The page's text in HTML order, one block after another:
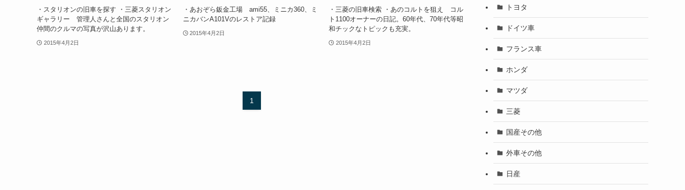
・スタリオンの旧車を探す ・三菱スタリオン
ギャラリー 管理人さんと全国のスタリオン
仲間のクルマの写真が沢山あります。
2015年4月2日
・あおぞら鈑金工場 ami55、ミニカ360、ミ
ニカバンA101Vのレストア記録
2015年4月2日
・三菱の旧車検索 ・あのコルトを狙え コル
ト1100オーナーの日記。60年代、70年代等昭
和チックなトピックも充実。
2015年4月2日
1
トヨタ
ドイツ車
フランス車
ホンダ
マツダ
三菱
国産その他
外車その他
日産